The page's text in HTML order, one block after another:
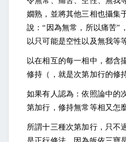
嫺熟，並將其他三相也攝集
說：“因為無常，所以痛苦”
以只可能是空性以及無我等
以在相互的每一相中，都含
修持（，就是次第加行的修
如果有人認為：依照論中的
第加行，修持無常等相又怎
所謂十三種次第加行，只不